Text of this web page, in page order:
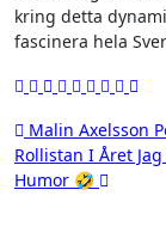
kring detta
fascinera hela
Malin Axelsson
Rollistan I Året
Humor 🤣